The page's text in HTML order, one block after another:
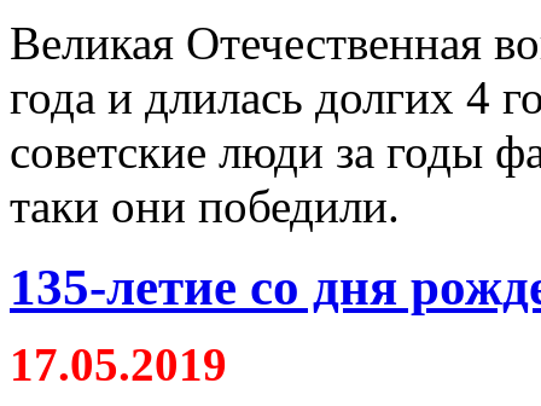
Великая Отечественная
года и длилась долгих 4
советские люди за годы
таки они победили.
135-летие со дня
17.05.2019